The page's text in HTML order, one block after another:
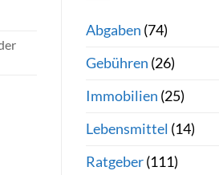
Abgaben (74)
Gebühren (26)
Immobilien (25)
Lebensmittel (14)
Ratgeber(111)